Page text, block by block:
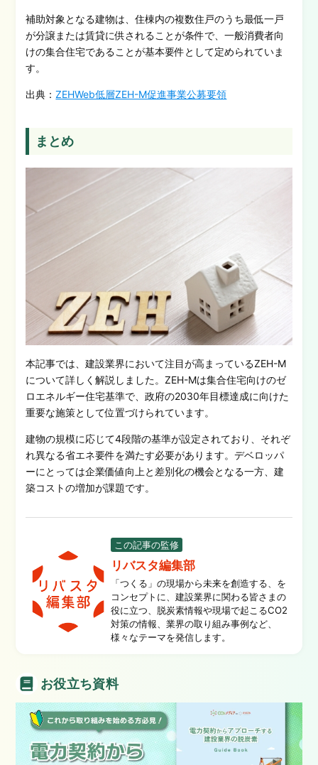
補助対象となる建物は、住棟内の複数住戸のうち最低一戸
が分譲または賃貸に供されることが条件で、一般消費者向
けの集合住宅であることが基本要件として定められていま
す。
出典：ZEHWeb低層ZEH-M促進事業公募要領
まとめ
本記事では、建設業界において注目が高まっているZEH-M
について詳しく解説しました。ZEH-Mは集合住宅向けのゼ
ロエネルギー住宅基準で、政府の2030年目標達成に向けた
重要な施策として位置づけられています。
建物の規模に応じて4段階の基準が設定されており、それぞ
れ異なる省エネ要件を満たす必要があります。デベロッパ
ーにとっては企業価値向上と差別化の機会となる一方、建
築コストの増加が課題です。
この記事の監修
リバスタ編集部
「つくる」の現場から未来を創造する、を
コンセプトに、建設業界に関わる皆さまの
役に立つ、脱炭素情報や現場で起こるCO2
対策の情報、業界の取り組み事例など、
様々なテーマを発信します。
お役立ち資料